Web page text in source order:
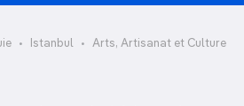
Istanbul
Arts, Artisanat et Culture